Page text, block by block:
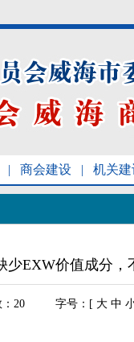
| 商会建设 | 机关建
EXW价值成分，
20 字号：[ 大 中